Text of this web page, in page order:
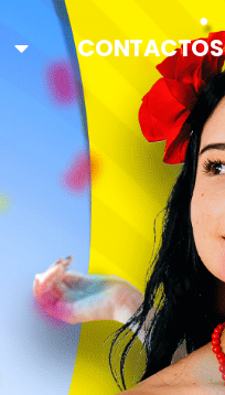
CONTACTOS